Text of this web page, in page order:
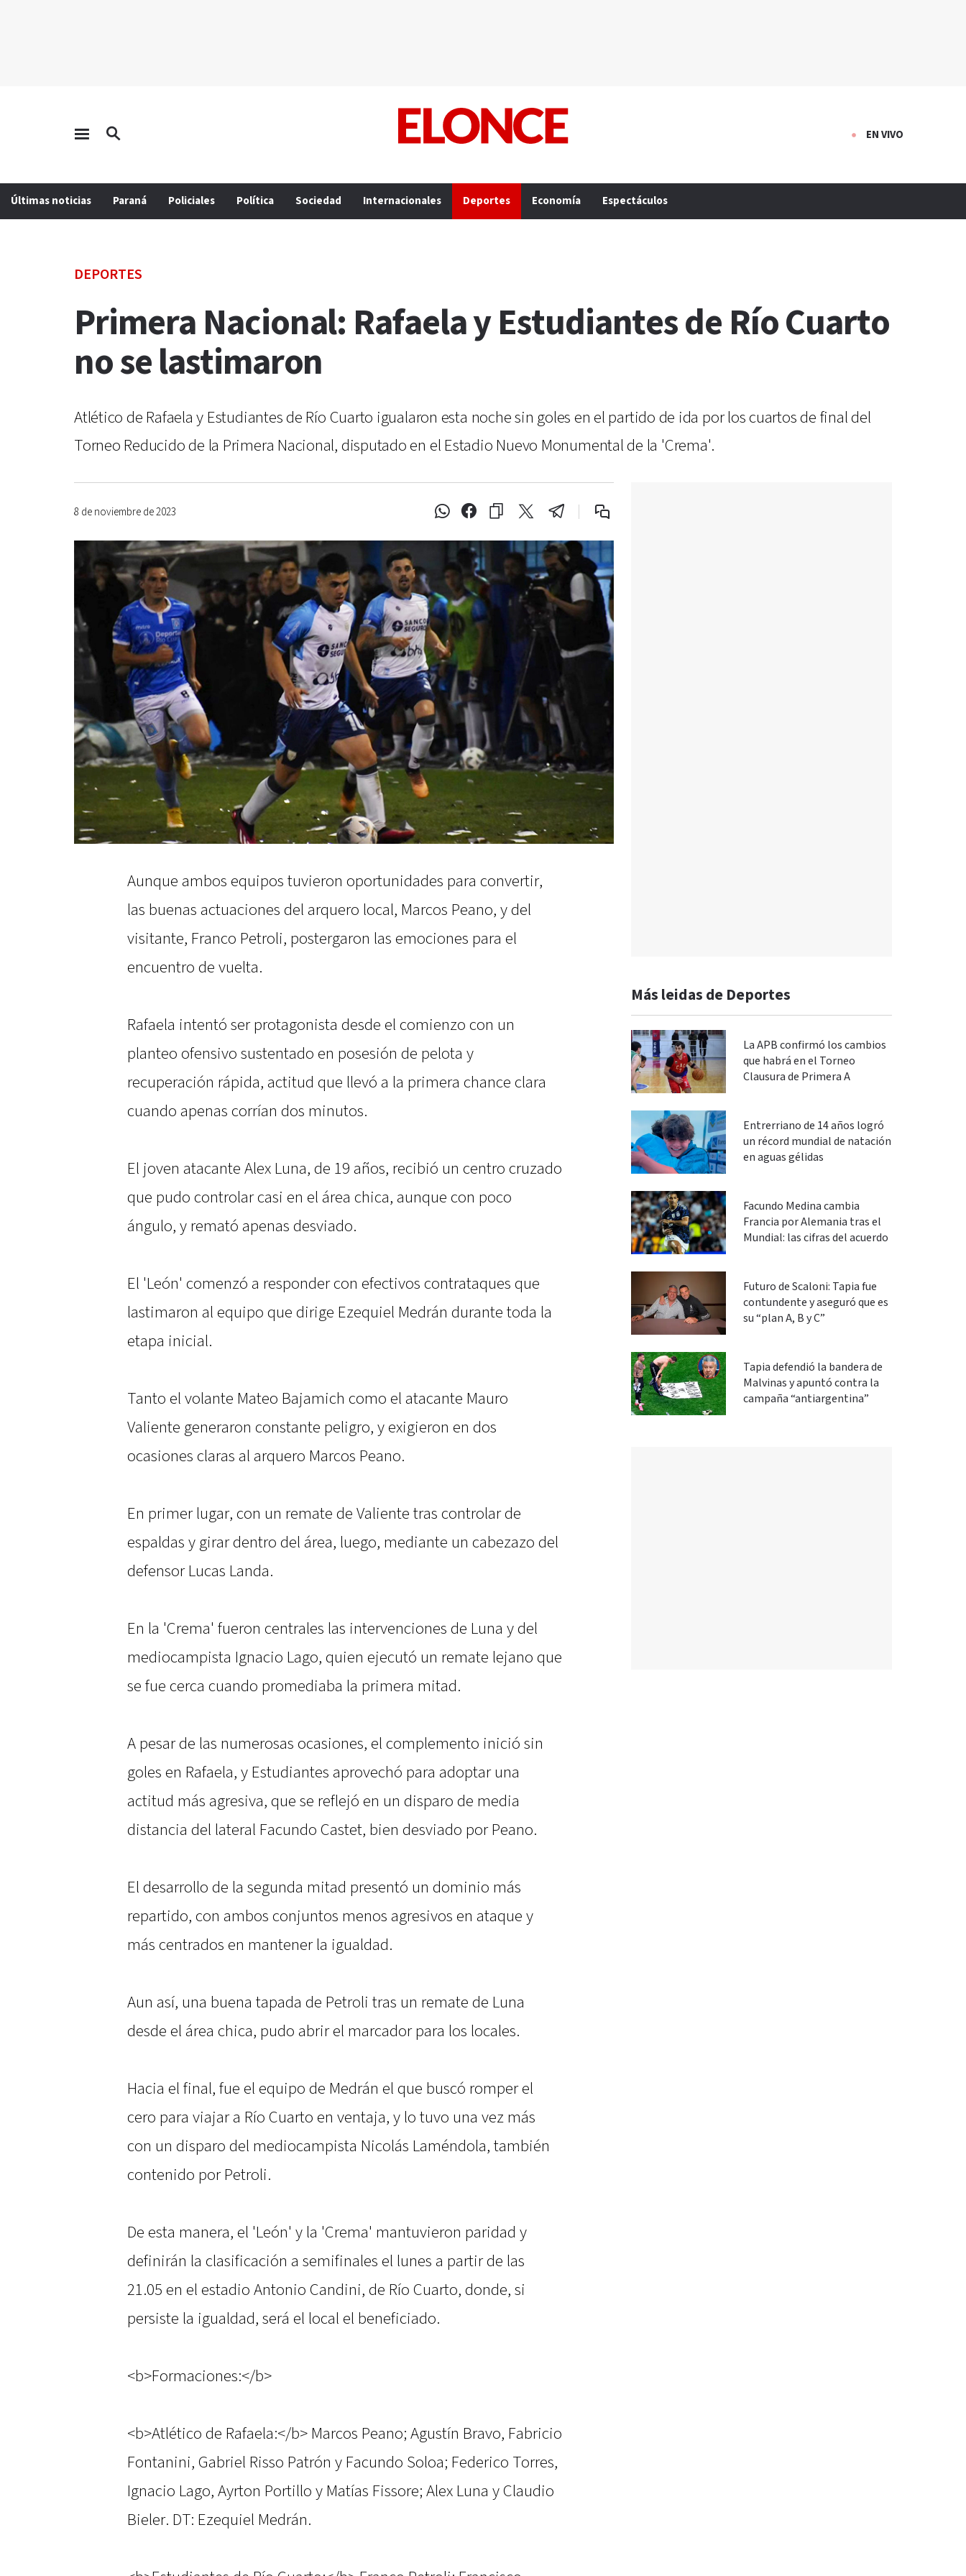
EN VIVO
Últimas noticias Paraná Policiales Política Sociedad Internacionales Deportes Economía Espectáculos
DEPORTES
Primera Nacional: Rafaela y Estudiantes de Río Cuarto
no se lastimaron
Atlético de Rafaela y Estudiantes de Río Cuarto igualaron esta noche sin goles en el partido de ida por los cuartos de final del
Torneo Reducido de la Primera Nacional, disputado en el Estadio Nuevo Monumental de la 'Crema'.
8 de noviembre de 2023
Aunque ambos equipos tuvieron oportunidades para convertir,
las buenas actuaciones del arquero local, Marcos Peano, y del
visitante, Franco Petroli, postergaron las emociones para el
encuentro de vuelta.
Rafaela intentó ser protagonista desde el comienzo con un
planteo ofensivo sustentado en posesión de pelota y
recuperación rápida, actitud que llevó a la primera chance clara
cuando apenas corrían dos minutos.
El joven atacante Alex Luna, de 19 años, recibió un centro cruzado
que pudo controlar casi en el área chica, aunque con poco
ángulo, y remató apenas desviado.
El 'León' comenzó a responder con efectivos contrataques que
lastimaron al equipo que dirige Ezequiel Medrán durante toda la
etapa inicial.
Tanto el volante Mateo Bajamich como el atacante Mauro
Valiente generaron constante peligro, y exigieron en dos
ocasiones claras al arquero Marcos Peano.
En primer lugar, con un remate de Valiente tras controlar de
espaldas y girar dentro del área, luego, mediante un cabezazo del
defensor Lucas Landa.
En la 'Crema' fueron centrales las intervenciones de Luna y del
mediocampista Ignacio Lago, quien ejecutó un remate lejano que
se fue cerca cuando promediaba la primera mitad.
A pesar de las numerosas ocasiones, el complemento inició sin
goles en Rafaela, y Estudiantes aprovechó para adoptar una
actitud más agresiva, que se reflejó en un disparo de media
distancia del lateral Facundo Castet, bien desviado por Peano.
El desarrollo de la segunda mitad presentó un dominio más
repartido, con ambos conjuntos menos agresivos en ataque y
más centrados en mantener la igualdad.
Aun así, una buena tapada de Petroli tras un remate de Luna
desde el área chica, pudo abrir el marcador para los locales.
Hacia el final, fue el equipo de Medrán el que buscó romper el
cero para viajar a Río Cuarto en ventaja, y lo tuvo una vez más
con un disparo del mediocampista Nicolás Laméndola, también
contenido por Petroli.
De esta manera, el 'León' y la 'Crema' mantuvieron paridad y
definirán la clasificación a semifinales el lunes a partir de las
21.05 en el estadio Antonio Candini, de Río Cuarto, donde, si
persiste la igualdad, será el local el beneficiado.
<b>Formaciones:</b>
<b>Atlético de Rafaela:</b> Marcos Peano; Agustín Bravo, Fabricio
Fontanini, Gabriel Risso Patrón y Facundo Soloa; Federico Torres,
Ignacio Lago, Ayrton Portillo y Matías Fissore; Alex Luna y Claudio
Bieler. DT: Ezequiel Medrán.
Más leidas de Deportes
La APB confirmó los cambios
que habrá en el Torneo
Clausura de Primera A
Entrerriano de 14 años logró
un récord mundial de natación
en aguas gélidas
Facundo Medina cambia
Francia por Alemania tras el
Mundial: las cifras del acuerdo
Futuro de Scaloni: Tapia fue
contundente y aseguró que es
su “plan A, B y C”
Tapia defendió la bandera de
Malvinas y apuntó contra la
campaña “antiargentina”